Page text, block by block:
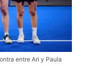
entre Ari y Paula